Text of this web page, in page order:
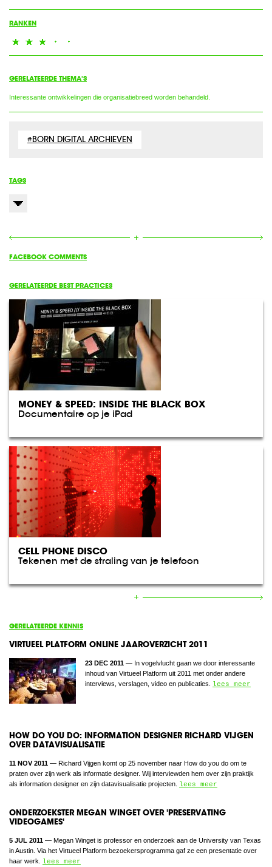
RANKEN
GERELATEERDE THEMA'S
Interessante ontwikkelingen die organisatiebreed worden behandeld.
BORN DIGITAL ARCHIEVEN
TAGS
FACEBOOK COMMENTS
GERELATEERDE BEST PRACTICES
MONEY & SPEED: INSIDE THE BLACK BOX
Documentaire op je iPad
CELL PHONE DISCO
Tekenen met de straling van je telefoon
GERELATEERDE KENNIS
VIRTUEEL PLATFORM ONLINE JAAROVERZICHT 2011
23 DEC 2011 — In vogelvlucht gaan we door interessante
inhoud van Virtueel Platform uit 2011 met onder andere
interviews, verslagen, video en publicaties. lees meer
HOW DO YOU DO: INFORMATION DESIGNER RICHARD VIJGEN
OVER DATAVISUALISATIE
11 NOV 2011 — Richard Vijgen komt op 25 november naar How do you do om te
praten over zijn werk als informatie designer. Wij interviewden hem over zijn praktijk
als information designer en zijn datavisualisatie projecten. lees meer
ONDERZOEKSTER MEGAN WINGET OVER 'PRESERVATING
VIDEOGAMES'
5 JUL 2011 — Megan Winget is professor en onderzoek aan de University van Texas
in Austin. Via het Virtueel Platform bezoekersprogramma gaf ze een presentatie over
haar werk. lees meer